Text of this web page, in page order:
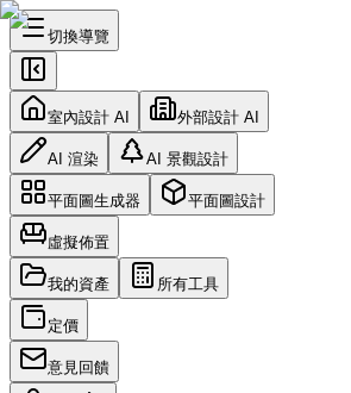
切換導覽
室內設計 AI 外部設計 AI
AI 渲染 AI 景觀設計
平面圖生成器 平面圖設計
虛擬佈置
我的資產 所有工具
定價
意見回饋